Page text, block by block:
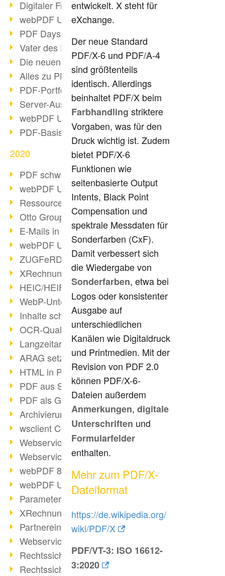
Digitaler Freigabeprozess
webPDF Update 8.0.0.2255
PDF Days Europe 2021
Vater des PDF gestorben
Die neuen PDF Standards 2020
Alles zu PDF/A-4
PDF-Portfolio erstellen
Server-Auslastung Status-Seite
webPDF Update 8.0.0.2229
PDF-Basisdatenpflege mit webPDF
2020
PDF schwärzen & bereinigen
webPDF Update 8.0.0.2193
Ressourcen für Entwickler
Otto Group Recruiting
E-Mails in PDF
webPDF Update 8.0.0.2176
ZUGFeRD im Überblick
XRechnung Überblick
HEIC/HEIF-Unterstützung
WebP-Unterstützung
Inhalte schwärzen
OCR-Qualität verbessert
Langzeitarchivierung PDF
ARAG setzt auf webPDF
HTML in PDF umwandeln
PDF aus SAP
PDF als Grafik exportieren
Archivierung & Migration
wsclient Converter
Webservice Toolbox (3)
Webservice PDF/A
webPDF 8 Neuerungen (Teil 2)
webPDF Update 8.0.0.2058
Parameter-Umstellung
XRechnung bei deutschen Behörden
Partnereinsatz unserer Software
Webservice Beispiel: XMP-Metadaten
Rechtssichere Mail-Archivierung (2)
Rechtssichere Mail-Archivierung (1)
entwickelt. X steht für
eXchange.
Der neue Standard
PDF/X-6 und PDF/A-4
sind größtenteils
identisch. Allerdings
beinhaltet PDF/X beim
Farbhandling striktere
Vorgaben, was für den
Druck wichtig ist. Zudem
bietet PDF/X-6
Funktionen wie
seitenbasierte Output
Intents, Black Point
Compensation und
spektrale Messdaten für
Sonderfarben (CxF).
Damit verbessert sich
die Wiedergabe von
Sonderfarben, etwa bei
Logos oder konsistenter
Ausgabe auf
unterschiedlichen
Kanälen wie Digitaldruck
und Printmedien. Mit der
Revision von PDF 2.0
können PDF/X-6-
Dateien außerdem
Anmerkungen, digitale
Unterschriften und
Formularfelder
enthalten.
Mehr zum PDF/X-
Dateiformat
https://de.wikipedia.org/
wiki/PDF/X
PDF/VT-3: ISO 16612-
3:2020